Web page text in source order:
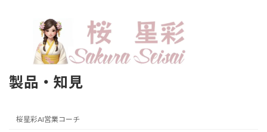
製品・知見
桜星彩AI営業コーチ